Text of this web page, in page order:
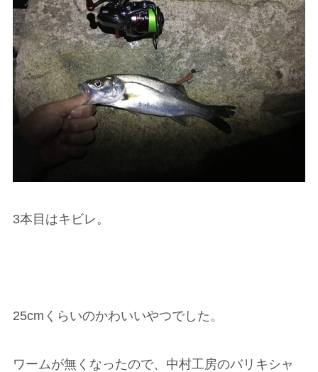
3本目はキビレ。
25cmくらいのかわいいやつでした。
ワームが無くなったので、中村工房のバリキシャ